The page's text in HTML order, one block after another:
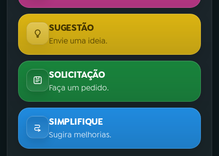
SUGESTÃO
Envie uma ideia.
SOLICITAÇÃO
Faça um pedido.
SIMPLIFIQUE
Sugira melhorias.